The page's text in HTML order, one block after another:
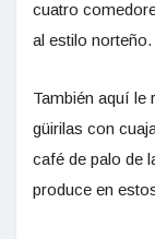
cuatro
al estilo norteño.
También aquí le
güirilas con
café de palo de
produce en